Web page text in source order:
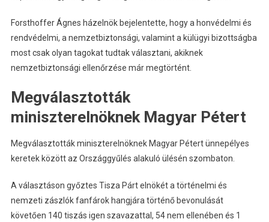
Forsthoffer Ágnes házelnök bejelentette, hogy a honvédelmi és
rendvédelmi, a nemzetbiztonsági, valamint a külügyi bizottságba
most csak olyan tagokat tudtak választani, akiknek
nemzetbiztonsági ellenőrzése már megtörtént.
Megválasztották
miniszterelnöknek Magyar Pétert
Megválasztották miniszterelnöknek Magyar Pétert ünnepélyes
keretek között az Országgyűlés alakuló ülésén szombaton.
A választáson győztes Tisza Párt elnökét a történelmi és
nemzeti zászlók fanfárok hangjára történő bevonulását
követően 140 tiszás igen szavazattal, 54 nem ellenében és 1